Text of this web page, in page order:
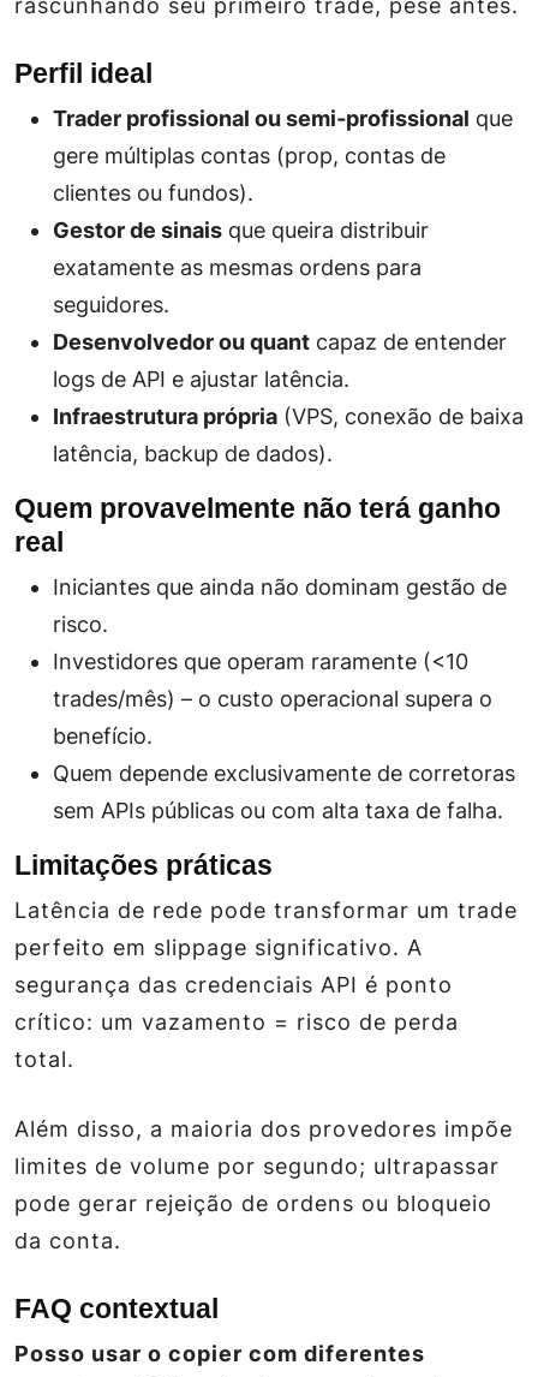
rascunhando seu primeiro trade, pese antes.
Perfil ideal
Trader profissional ou semi‑profissional que
gere múltiplas contas (prop, contas de
clientes ou fundos).
Gestor de sinais que queira distribuir
exatamente as mesmas ordens para
seguidores.
Desenvolvedor ou quant capaz de entender
logs de API e ajustar latência.
Infraestrutura própria (VPS, conexão de baixa
latência, backup de dados).
Quem provavelmente não terá ganho
real
Iniciantes que ainda não dominam gestão de
risco.
Investidores que operam raramente (<10
trades/mês) – o custo operacional supera o
benefício.
Quem depende exclusivamente de corretoras
sem APIs públicas ou com alta taxa de falha.
Limitações práticas
Latência de rede pode transformar um trade
perfeito em slippage significativo. A
segurança das credenciais API é ponto
crítico: um vazamento = risco de perda
total.
Além disso, a maioria dos provedores impõe
limites de volume por segundo; ultrapassar
pode gerar rejeição de ordens ou bloqueio
da conta.
FAQ contextual
Posso usar o copier com diferentes